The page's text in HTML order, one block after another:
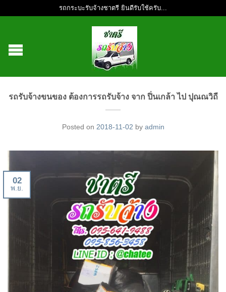
รถกระบะรับจ้างชาตรี ยินดีรับใช้ครับ...
รถรับจ้างขนของ ต้องการรถรับจ้าง จาก ปิ่นเกล้า ไป ปุณณวิถี
Posted on 2018-11-02 by admin
02
พ.ย.